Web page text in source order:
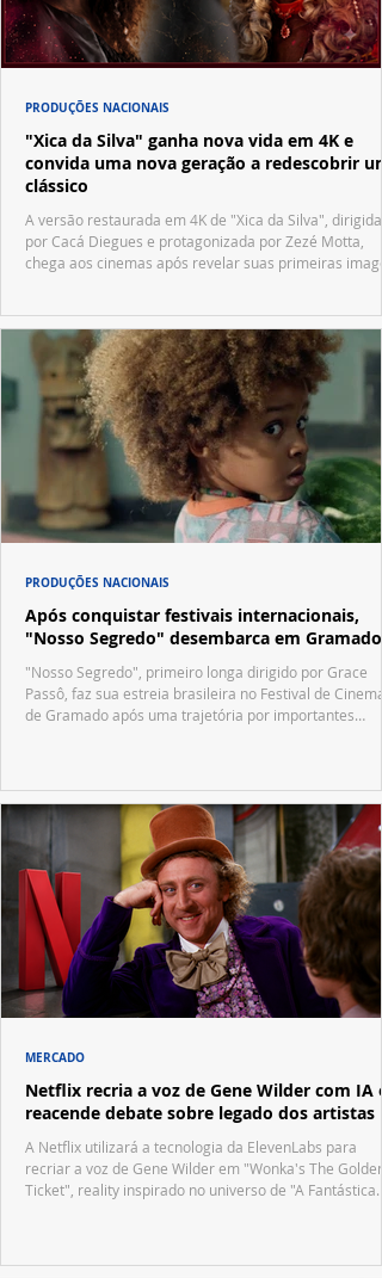
"Xica da Silva" ganha nova vida em 4K e
convida uma nova geração a redescobrir um
clássico
A versão restaurada em 4K de "Xica da Silva", dirigida
por Cacá Diegues e protagonizada por Zezé Motta,
chega aos cinemas após revelar suas primeiras
PRODUÇÕES NACIONAIS
Após conquistar festivais internacionais,
"Nosso Segredo" desembarca em Gramado
"Nosso Segredo", primeiro longa dirigido por Grace
Passô, faz sua estreia brasileira no Festival de Cinema
de Gramado após uma trajetória por importantes
PRODUÇÕES NACIONAIS
Netflix recria a voz de Gene Wilder com IA e
reacende debate sobre legado dos artistas
A Netflix utilizará a tecnologia da ElevenLabs para
recriar a voz de Gene Wilder em "Wonka's The Golden
Ticket", reality inspirado no universo de "A Fantástica
MERCADO